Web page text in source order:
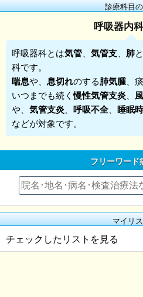
診療科目
呼吸器内科
呼吸器科とは気管 気管支 肺
科です。
喘息や、 息切れのする肺気腫、
いつまでも続く慢性気管支炎
や、 気管支炎 呼吸不全、 睡眠
などが対象です。
フリーワード
マイリ
チェックしたリストを見る